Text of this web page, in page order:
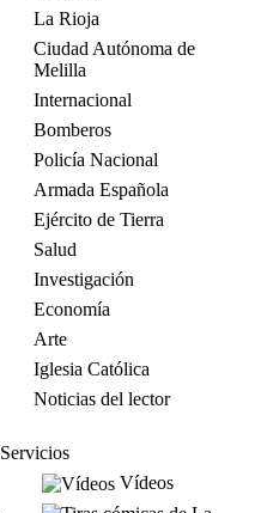
La Rioja
Ciudad Autónoma de
Melilla
Internacional
Bomberos
Policía Nacional
Armada Española
Ejército de Tierra
Salud
Investigación
Economía
Arte
Iglesia Católica
Noticias del lector
Servicios
Vídeos